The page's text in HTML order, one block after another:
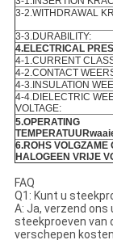
3-2.WITHDRAWAL
3-3.DURABILITY:
4.ELECTRICAL
4-1.CURRENT
4-2.CONTACT
4-3.INSULATION
4-4.DIELECTRIC
VOLTAGE:
5.OPERATING
6.ROHS VOLGZAME
HALOGEEN VRIJE
FAQ
Q1: Kunt u
A: Ja, verzend ons
steekproeven van
verschepen